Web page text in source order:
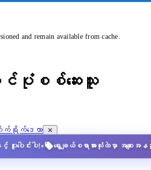
and remain available from cache.
င်ပုံစစ်ဆေးသူ
က်ရိုက်ဒေတာ
ပူးပေါင်းပါ!• ရွေးချယ်စရာအားလုံးထဲမှာ အစျေ